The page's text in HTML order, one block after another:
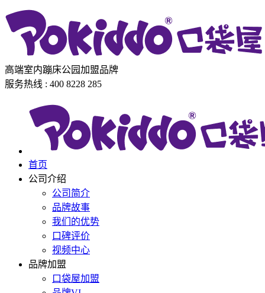
高端室内蹦床公园加盟品牌
服务热线 : 400 8228 285
首页
公司介绍
公司简介
品牌故事
我们的优势
口碑评价
视频中心
品牌加盟
口袋屋加盟